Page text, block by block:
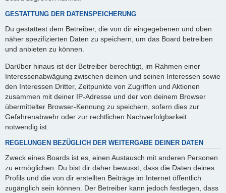
GESTATTUNG DER DATENSPEICHERUNG
Du gestattest dem Betreiber, die von dir eingegebenen und oben
näher spezifizierten Daten zu speichern, um das Board betreiben
und anbieten zu können.
Darüber hinaus ist der Betreiber berechtigt, im Rahmen einer
Interessenabwägung zwischen deinen und seinen Interessen sowie
den Interessen Dritter, Zeitpunkte von Zugriffen und Aktionen
zusammen mit deiner IP-Adresse und der von deinem Browser
übermittelter Browser-Kennung zu speichern, sofern dies zur
Gefahrenabwehr oder zur rechtlichen Nachverfolgbarkeit
notwendig ist.
REGELUNGEN BEZÜGLICH DER WEITERGABE DEINER DATEN
Zweck eines Boards ist es, einen Austausch mit anderen Personen
zu ermöglichen. Du bist dir daher bewusst, dass die Daten deines
Profils und die von dir erstellten Beiträge im Internet öffentlich
zugänglich sein können. Der Betreiber kann jedoch festlegen, dass